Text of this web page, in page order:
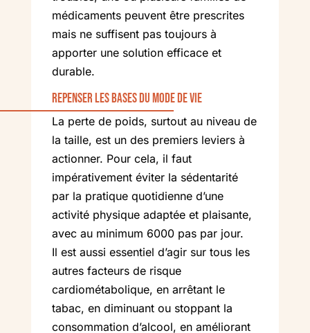
médicaments peuvent être prescrites
mais ne suffisent pas toujours à
apporter une solution efficace et
durable.
Repenser les bases du mode de vie
La perte de poids, surtout au niveau de
la taille, est un des premiers leviers à
actionner. Pour cela, il faut
impérativement éviter la sédentarité
par la pratique quotidienne d’une
activité physique adaptée et plaisante,
avec au minimum 6000 pas par jour.
Il est aussi essentiel d’agir sur tous les
autres facteurs de risque
cardiométabolique, en arrêtant le
tabac, en diminuant ou stoppant la
consommation d’alcool, en améliorant